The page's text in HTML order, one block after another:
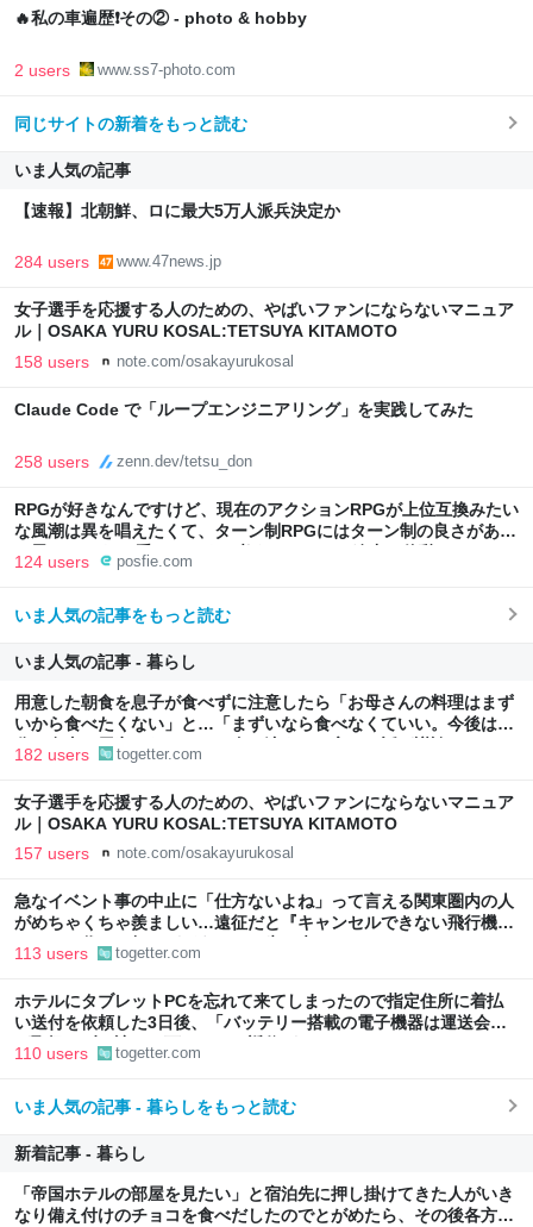
🔥私の車遍歴❗️その② - photo & hobby
2 users www.ss7-photo.com
同じサイトの新着をもっと読む
いま人気の記事
【速報】北朝鮮、ロに最大5万人派兵決定か
284 users www.47news.jp
女子選手を応援する人のための、やばいファンにならないマニュア
ル｜OSAKA YURU KOSAL:TETSUYA KITAMOTO
158 users note.com/osakayurukosal
Claude Code で「ループエンジニアリング」を実践してみた
258 users zenn.dev/tetsu_don
RPGが好きなんですけど、現在のアクションRPGが上位互換みたい
な風潮は異を唱えたくて、ターン制RPGにはターン制の良さがある
と思ってます 一手をじっくり考えられたり、途中で休憩したりでき
るのがターン制の良さじゃないですか もっとターン制を煮詰めて欲
(´・ω・｀)」
124 users posfie.com
いま人気の記事をもっと読む
いま人気の記事 - 暮らし
用意した朝食を息子が食べずに注意したら「お母さんの料理はまず
いから食べたくない」と…「まずいなら食べなくていい。今後は自
分で食事を用意しなさい。お金は渡す」と言った話が議論に
182 users togetter.com
女子選手を応援する人のための、やばいファンにならないマニュア
ル｜OSAKA YURU KOSAL:TETSUYA KITAMOTO
157 users note.com/osakayurukosal
急なイベント事の中止に「仕方ないよね」って言える関東圏内の人
がめちゃくちゃ羨ましい…遠征だと『キャンセルできない飛行機代
とホテル代』の怒りがどうしても先に来る
113 users togetter.com
ホテルにタブレットPCを忘れて来てしまったので指定住所に着払
い送付を依頼した3日後、「バッテリー搭載の電子機器は運送会社
が取扱わず、諦めて下さい」と返信がきた
110 users togetter.com
いま人気の記事 - 暮らしをもっと読む
新着記事 - 暮らし
「帝国ホテルの部屋を見たい」と宿泊先に押し掛けてきた人がいき
なり備え付けのチョコを食べだしたのでとがめたら、その後各方面